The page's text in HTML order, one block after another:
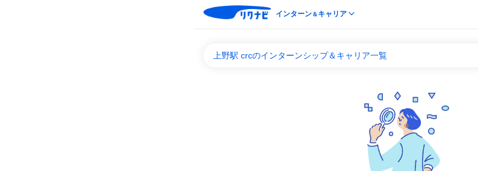
インターン＆キャリア
上野駅 crcのインターンシップ＆キャリア一覧